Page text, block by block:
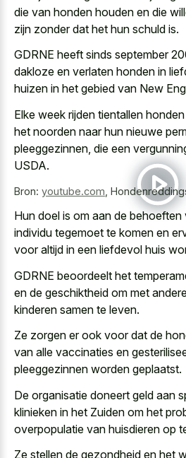
die van honden houden en die
zijn zonder dat het hun schuld is.
GDRNE heeft sinds september
dakloze en verlaten honden in
huizen in het gebied van New
Elke week rijden tientallen
het noorden naar hun nieuwe
pleeggezinnen, die een
USDA.
Bron: youtube.com
Hun doel is om aan de behoeften
individu tegemoet te komen en
voor altijd in een liefdevol huis
GDRNE beoordeelt het
en de geschiktheid om met
kinderen samen te leven.
Ze zorgen er ook voor dat de
van alle vaccinaties en
pleeggezinnen worden geplaatst.
De organisatie doneert geld aan
klinieken in het Zuiden om het
overpopulatie van huisdieren op
Ze stellen de gezondheid en het